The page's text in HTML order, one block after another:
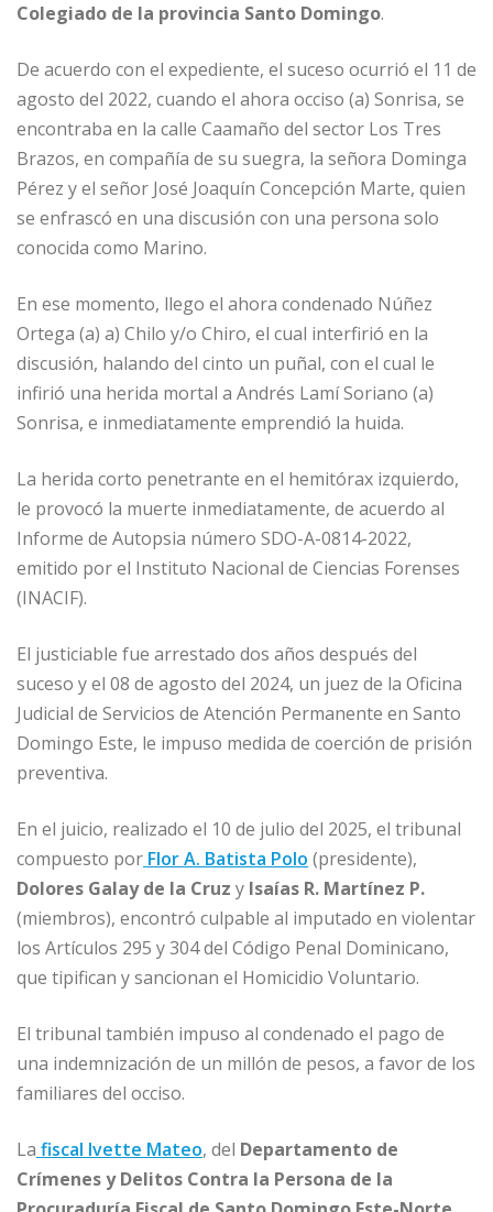
Colegiado de la provincia Santo Domingo.
De acuerdo con el expediente, el suceso ocurrió el 11 de
agosto del 2022, cuando el ahora occiso (a) Sonrisa, se
encontraba en la calle Caamaño del sector Los Tres
Brazos, en compañía de su suegra, la señora Dominga
Pérez y el señor José Joaquín Concepción Marte, quien
se enfrascó en una discusión con una persona solo
conocida como Marino.
En ese momento, llego el ahora condenado Núñez
Ortega (a) a) Chilo y/o Chiro, el cual interfirió en la
discusión, halando del cinto un puñal, con el cual le
infirió una herida mortal a Andrés Lamí Soriano (a)
Sonrisa, e inmediatamente emprendió la huida.
La herida corto penetrante en el hemitórax izquierdo,
le provocó la muerte inmediatamente, de acuerdo al
Informe de Autopsia número SDO-A-0814-2022,
emitido por el Instituto Nacional de Ciencias Forenses
(INACIF).
El justiciable fue arrestado dos años después del
suceso y el 08 de agosto del 2024, un juez de la Oficina
Judicial de Servicios de Atención Permanente en Santo
Domingo Este, le impuso medida de coerción de prisión
preventiva.
En el juicio, realizado el 10 de julio del 2025, el tribunal
compuesto por Flor A. Batista Polo (presidente),
Dolores Galay de la Cruz y Isaías R. Martínez P.
(miembros), encontró culpable al imputado en violentar
los Artículos 295 y 304 del Código Penal Dominicano,
que tipifican y sancionan el Homicidio Voluntario.
El tribunal también impuso al condenado el pago de
una indemnización de un millón de pesos, a favor de los
familiares del occiso.
La fiscal Ivette Mateo, del Departamento de
Crímenes y Delitos Contra la Persona de la